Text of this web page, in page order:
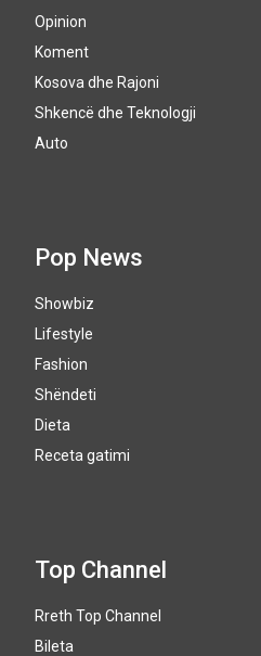
Opinion
Koment
Kosova dhe Rajoni
Shkencë dhe Teknologji
Auto
Pop News
Showbiz
Lifestyle
Fashion
Shëndeti
Dieta
Receta gatimi
Top Channel
Rreth Top Channel
Bileta